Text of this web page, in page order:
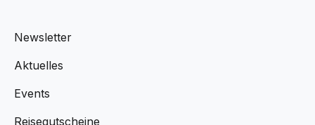
Newsletter
Aktuelles
Events
Reisegutscheine